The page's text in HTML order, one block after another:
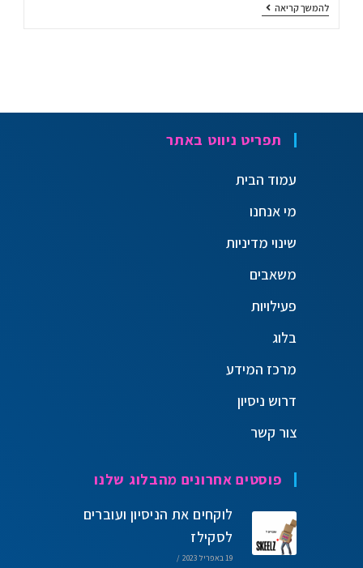
להמשך קריאה
תפריט ניווט באתר
עמוד הבית
מי אנחנו
שינוי מדיניות
משאבים
פעילויות
בלוג
מרכז המידע
דרוש ניסיון
צור קשר
פוסטים אחרונים מהבלוג שלנו
לוקחים את הניסיון ועוברים
לסקילז
19 באפריל 2023 /